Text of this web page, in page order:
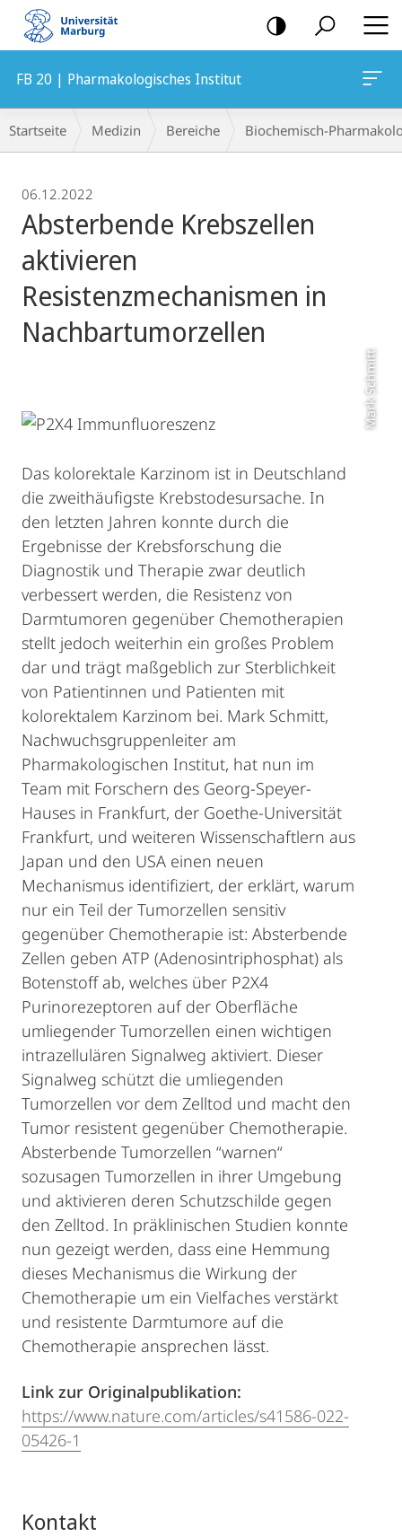
Mobile-
Navigation
FB 20 | Pharmakologisches Institut
Breadcrumb-
Navigation
Startseite Medizin Bereiche Biochemisch-
06.12.2022
Absterbende Krebszellen
aktivieren
Resistenzmechanismen in
Nachbartumorzellen
Mark Schmitt
Das kolorektale Karzinom ist in Deutschland
die zweithäufigste Krebstodesursache. In
den letzten Jahren konnte durch die
Ergebnisse der Krebsforschung die
Diagnostik und Therapie zwar deutlich
verbessert werden, die Resistenz von
Darmtumoren gegenüber Chemotherapien
stellt jedoch weiterhin ein großes Problem
dar und trägt maßgeblich zur Sterblichkeit
von Patientinnen und Patienten mit
kolorektalem Karzinom bei. Mark Schmitt,
Nachwuchsgruppenleiter am
Pharmakologischen Institut, hat nun im
Team mit Forschern des Georg-Speyer-
Hauses in Frankfurt, der Goethe-Universität
Frankfurt, und weiteren Wissenschaftlern aus
Japan und den USA einen neuen
Mechanismus identifiziert, der erklärt, warum
nur ein Teil der Tumorzellen sensitiv
gegenüber Chemotherapie ist: Absterbende
Zellen geben ATP (Adenosintriphosphat) als
Botenstoff ab, welches über P2X4
Purinorezeptoren auf der Oberfläche
umliegender Tumorzellen einen wichtigen
intrazellulären Signalweg aktiviert. Dieser
Signalweg schützt die umliegenden
Tumorzellen vor dem Zelltod und macht den
Tumor resistent gegenüber Chemotherapie.
Absterbende Tumorzellen “warnen“
sozusagen Tumorzellen in ihrer Umgebung
und aktivieren deren Schutzschilde gegen
den Zelltod. In präklinischen Studien konnte
nun gezeigt werden, dass eine Hemmung
dieses Mechanismus die Wirkung der
Chemotherapie um ein Vielfaches verstärkt
und resistente Darmtumore auf die
Chemotherapie ansprechen lässt.
Link zur Originalpublikation:
https://www.nature.com/articles/s41586-022-
05426-1
Kontakt